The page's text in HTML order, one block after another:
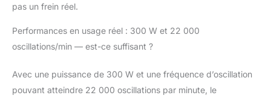
aucun outil, c'est un
produit ergonomique et
COMPOSITION : Ce
multi-cutter filaire est
pas un frein réel.
Performances en usage réel : 300 W et 22 000
oscillations/min — est-ce suffisant ?
Avec une puissance de 300 W et une fréquence d’oscillation
pouvant atteindre 22 000 oscillations par minute, le